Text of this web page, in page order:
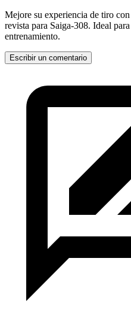
Mejore su experiencia de tiro
revista para Saiga-308. Ideal
entrenamiento.
Escribir un comentario